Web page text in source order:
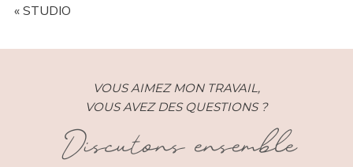
REQUIRED FIELDS ARE MARKED *
« STUDIO
VOUS AIMEZ MON TRAVAIL,
VOUS AVEZ DES QUESTIONS ?
Discutons ensemble